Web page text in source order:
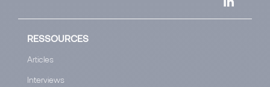
RESSOURCES
Articles
Interviews